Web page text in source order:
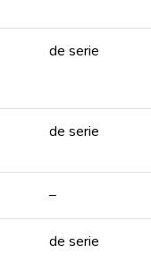
de serie
de serie
–
de serie